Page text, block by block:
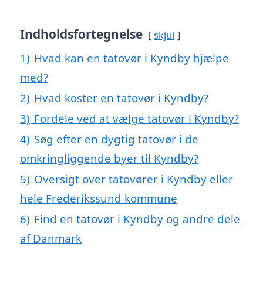
Indholdsfortegnelse skjul
1) Hvad kan en tatovør i Kyndby hjælpe
med?
2) Hvad koster en tatovør i Kyndby?
3) Fordele ved at vælge tatovør i Kyndby?
4) Søg efter en dygtig tatovør i de
omkringliggende byer til Kyndby?
5) Oversigt over tatovører i Kyndby eller
hele Frederikssund kommune
6) Find en tatovør i Kyndby og andre dele
af Danmark